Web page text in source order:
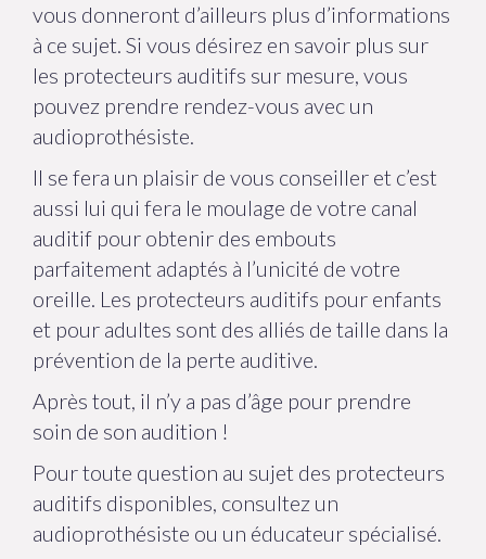
vous donneront d’ailleurs plus d’informations
à ce sujet. Si vous désirez en savoir plus sur
les protecteurs auditifs sur mesure, vous
pouvez prendre rendez-vous avec un
audioprothésiste.
Il se fera un plaisir de vous conseiller et c’est
aussi lui qui fera le moulage de votre canal
auditif pour obtenir des embouts
parfaitement adaptés à l’unicité de votre
oreille. Les protecteurs auditifs pour enfants
et pour adultes sont des alliés de taille dans la
prévention de la perte auditive.
Après tout, il n’y a pas d’âge pour prendre
soin de son audition !
Pour toute question au sujet des protecteurs
auditifs disponibles, consultez un
audioprothésiste ou un éducateur spécialisé.